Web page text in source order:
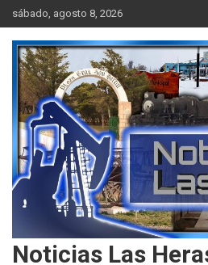
Skip
to
content
sábado, agosto 8, 2026
Noticias Las